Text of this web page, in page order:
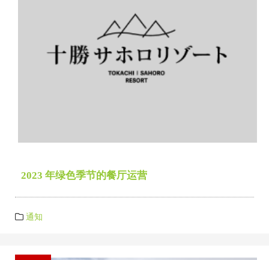
2023 年绿色季节的餐厅运营
通知